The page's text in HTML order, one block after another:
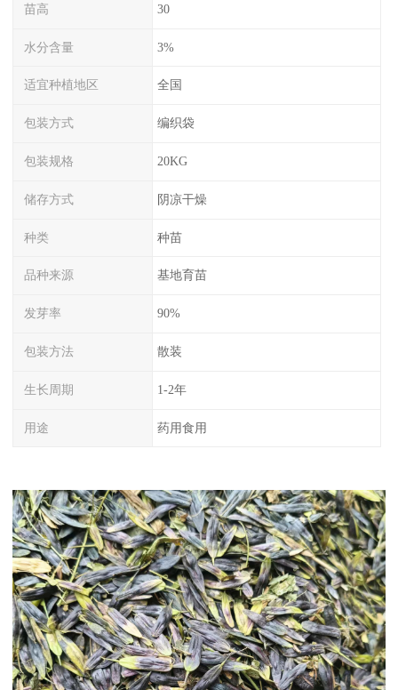
苗高 30
水分含量 3%
适宜种植地区 全国
包装方式 编织袋
包装规格 20KG
储存方式 阴凉干燥
种类 种苗
品种来源 基地育苗
发芽率 90%
包装方法 散装
生长周期 1-2年
用途 药用食用